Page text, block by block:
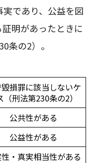
であり、公益を図
明があったときに
条の2）。
損罪に該当しないケ
（刑法第230条の2）
公共性がある
公益性がある
・真実相当性がある